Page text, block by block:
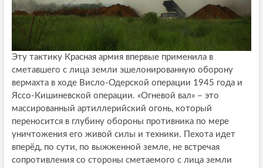
Эту тактику Красная армия впервые применила в
сметавшего с лица земли эшелонированную оборону
вермахта в ходе Висло-Одерской операции 1945 года и
Яссо-Кишиневской операции. «Огневой вал» – это
массированный артиллерийский огонь, который
переносится в глубину обороны противника по мере
уничтожения его живой силы и техники. Пехота идет
вперёд, по сути, по выжженной земле, не встречая
сопротивления со стороны сметаемого с лица земли